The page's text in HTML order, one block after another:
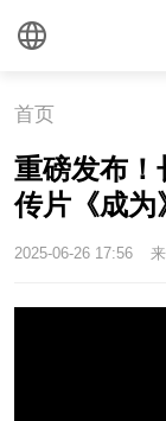
首页
重磅发布！
传片《成为
2025-06-26 17:56